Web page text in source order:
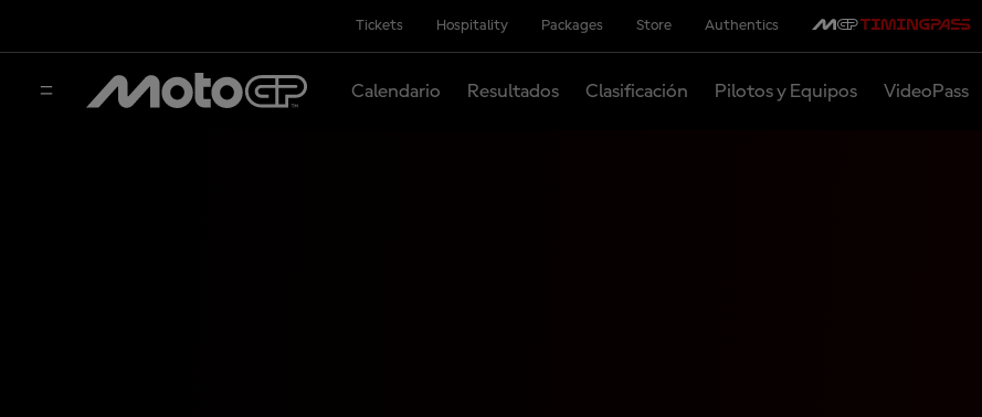
Tickets Hospitality Packages Store Authentics
Calendario Resultados Clasificación Pilotos y Equipos VideoPass